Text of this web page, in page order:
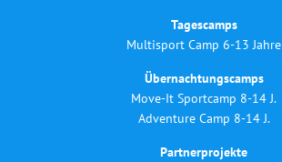
Tagescamps
Multisport Camp 6-13 Jahre
Übernachtungscamps
Move-It Sportcamp 8-14 J.
Adventure Camp 8-14 J.
Partnerprojekte